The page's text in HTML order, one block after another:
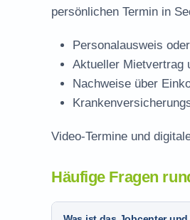
persönlichen Termin in
Personalausweis
Aktueller Mietvertrag
Nachweise über
Video-Termine und
Häufige Fragen